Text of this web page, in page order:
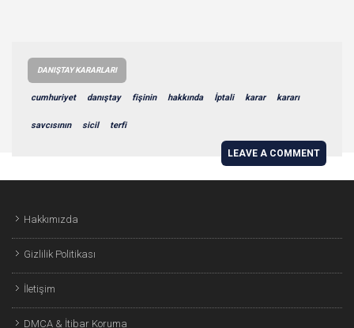
DANIŞTAY KARARLARI
cumhuriyet danıştay fişinin hakkında İptali karar kararı
savcısının sicil terfi
LEAVE A COMMENT
Hakkımızda
Gizlilik Politikası
İletişim
DMCA & İtibar Koruma